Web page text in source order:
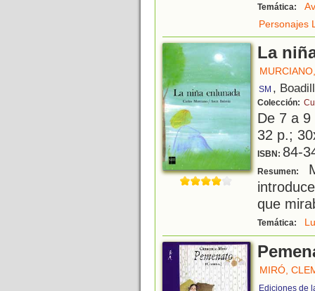
Temática:
Personajes
La
SM ,
Colección:
De 7 a
32 p.;
ISBN: 84-
Resumen:
que
Temática:
MIRÓ,
Ediciones de